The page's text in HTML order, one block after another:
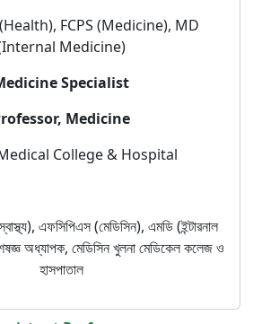
FCPS (Medicine), MD
Medicine)
Specialist
Medicine
College & Hospital
এফসিপিএস (মেডিসিন), এমডি (ইন্টারনাল
অধ্যাপক, মেডিসিন খুলনা মেডিকেল কলেজ ও
হাসপাতাল